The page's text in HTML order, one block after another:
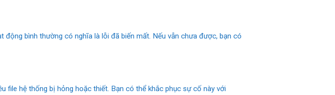
động bình thường có nghĩa là lỗi đã biến mất. Nếu vẫn chưa được, bạn có
file hệ thống bị hỏng hoặc thiết. Bạn có thể khắc phục sự cố này với